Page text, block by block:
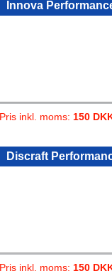
Innova
Pris inkl. moms: 150
Discraft
Pris inkl. moms: 150